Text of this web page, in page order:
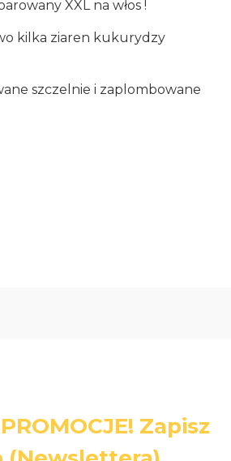
XXL na włos !
kilka ziaren kukurydzy
szczelnie i zaplombowane
Zapisz